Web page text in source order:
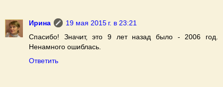
Ирина
19 мая 2015 г. в 23:21
Спасибо! Значит, это 9 лет назад было - 2006 год.
Ненамного ошиблась.
Ответить